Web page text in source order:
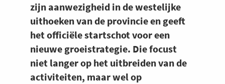
zijn aanwezigheid in de westelijke
uithoeken van de provincie en geeft
het officiële startschot voor een
nieuwe groeistrategie. Die focust
niet langer op het uitbreiden van de
activiteiten, maar wel op